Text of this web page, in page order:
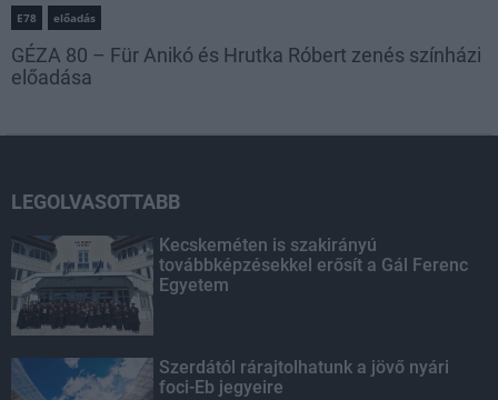
E78 előadás
GÉZA 80 – Für Anikó és Hrutka Róbert zenés színházi
előadása
LEGOLVASOTTABB
Kecskeméten is szakirányú
továbbképzésekkel erősít a Gál Ferenc
Egyetem
Szerdától rárajtolhatunk a jövő nyári
foci-Eb jegyeire